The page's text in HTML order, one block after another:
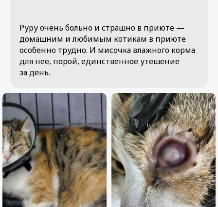
Руру очень больно и страшно в приюте —
домашним и любимым котикам в приюте
особенно трудно. И мисочка влажного корма
для нее, порой, единственное утешение
за день.